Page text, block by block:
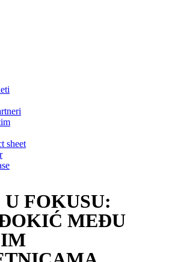
sheet
FOKUSU:
MEĐU